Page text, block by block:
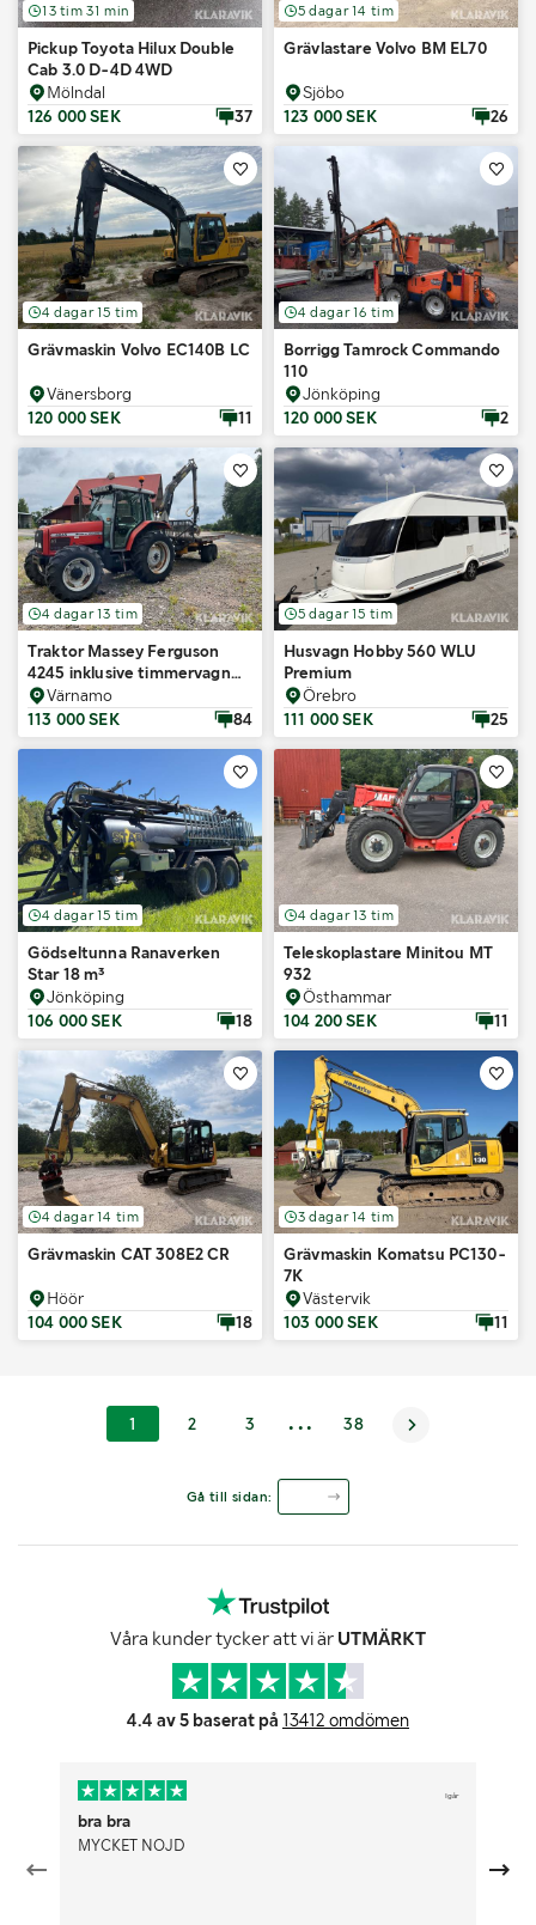
13 tim 31 min
Pickup Toyota Hilux Double
Cab 3.0 D-4D 4WD
Mölndal
126 000 SEK
37
5 dagar 14 tim
Grävlastare Volvo BM EL70
Sjöbo
123 000 SEK
26
4 dagar 15 tim
Grävmaskin Volvo EC140B LC
Vänersborg
120 000 SEK
11
4 dagar 16 tim
Borrigg Tamrock Commando
110
Jönköping
120 000 SEK
2
4 dagar 13 tim
Traktor Massey Ferguson
4245 inklusive timmervagn
med kran, rotator och grip
Värnamo
113 000 SEK
84
5 dagar 15 tim
Husvagn Hobby 560 WLU
Premium
Örebro
111 000 SEK
25
4 dagar 15 tim
Gödseltunna Ranaverken
Star 18 m³
Jönköping
106 000 SEK
18
4 dagar 13 tim
Teleskoplastare Minitou MT
932
Östhammar
104 200 SEK
11
4 dagar 14 tim
Grävmaskin CAT 308E2 CR
Höör
104 000 SEK
18
3 dagar 14 tim
Grävmaskin Komatsu PC130-
7K
Västervik
103 000 SEK
11
1 2 3 ... 38 >
Gå till sidan:
Våra kunder tycker att vi är UTMÄRKT
4.4 av 5 baserat på 13412 omdömen
Igår
bra bra
MYCKET NÖJD